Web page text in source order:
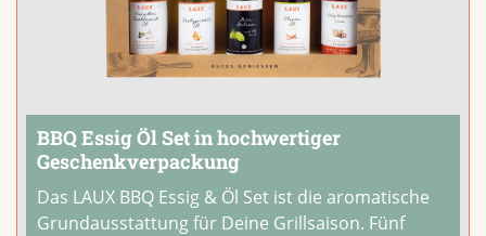
BBQ Essig Öl Set in hochwertiger
Geschenkverpackung
Das LAUX BBQ Essig & Öl Set ist die aromatische
Grundausstattung für Deine Grillsaison. Fünf